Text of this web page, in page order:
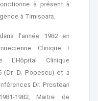
à présent à
à Timisoara.
l’année 1982 en
Clinique I
L’Hôpital Clinique
(Dr. D. Popescu) et a
Dr. Prostean
1982, Maitre de